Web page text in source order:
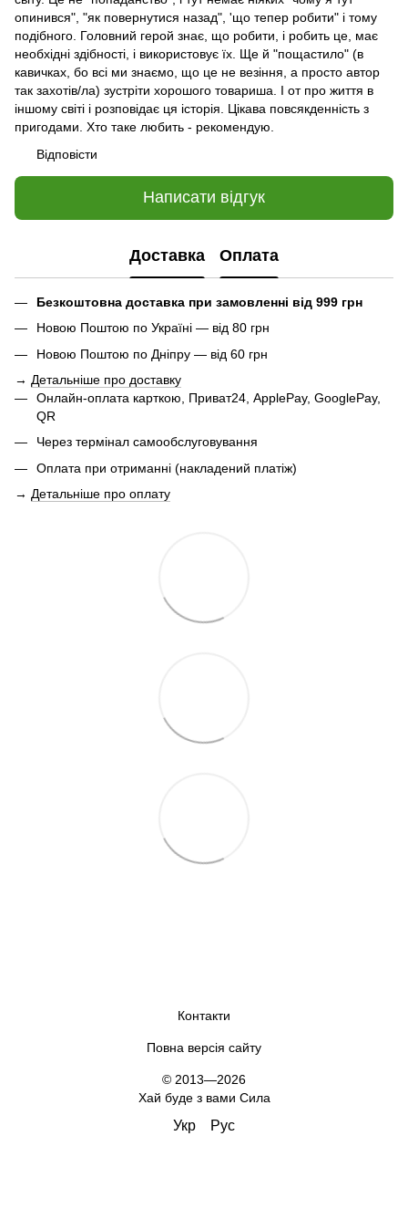
опинився", "як повернутися назад", 'що тепер робити" і тому
подібного. Головний герой знає, що робити, і робить це, має
необхідні здібності, і використовує їх. Ще й "пощастило" (в
кавичках, бо всі ми знаємо, що це не везіння, а просто автор
так захотів/ла) зустріти хорошого товариша. І от про життя в
іншому світі і розповідає ця історія. Цікава повсякденність з
пригодами. Хто таке любить - рекомендую.
Відповісти
Написати відгук
Доставка Оплата
Безкоштовна доставка при замовленні від 999 грн
Новою Поштою по Україні — від 80 грн
Новою Поштою по Дніпру — від 60 грн
→ Детальніше про доставку
Онлайн-оплата карткою, Приват24, ApplePay, GooglePay,
QR
Через термінал самообслуговування
Оплата при отриманні (накладений платіж)
→ Детальніше про оплату
Контакти
Повна версія сайту
© 2013—2026
Хай буде з вами Сила
Укр Рус